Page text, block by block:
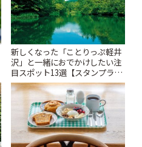
新しくなった「ことりっぷ軽井
沢」と一緒におでかけしたい注
目スポット13選【スタンプラリ
ー開催中】 | ことりっぷ